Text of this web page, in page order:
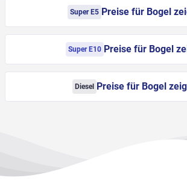
Super E5 Preise für Bogel
Super E10 Preise für Bogel
Diesel Preise für Bogel